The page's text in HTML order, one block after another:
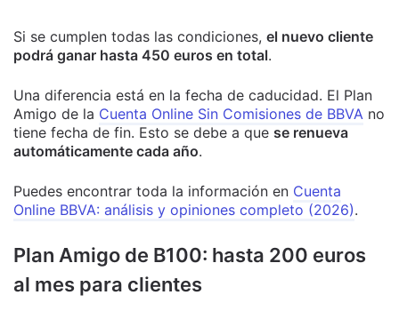
Si se cumplen todas las condiciones, el nuevo cliente
podrá ganar hasta 450 euros en total.
Una diferencia está en la fecha de caducidad. El Plan
Amigo de la Cuenta Online Sin Comisiones de BBVA no
tiene fecha de fin. Esto se debe a que se renueva
automáticamente cada año.
Puedes encontrar toda la información en Cuenta
Online BBVA: análisis y opiniones completo (2026).
Plan Amigo de B100: hasta 200 euros
al mes para clientes